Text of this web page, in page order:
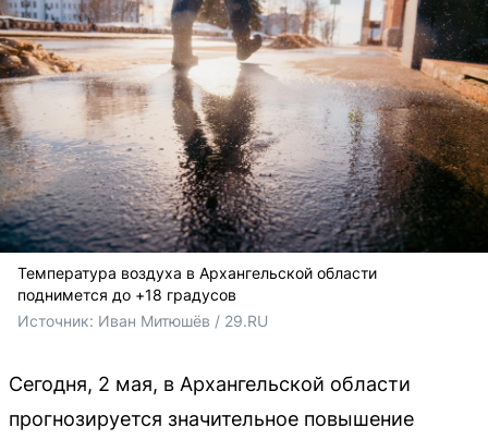
Температура воздуха в Архангельской области
поднимется до +18 градусов
Источник: Иван Митюшёв / 29.RU
Сегодня, 2 мая, в Архангельской области
прогнозируется значительное повышение